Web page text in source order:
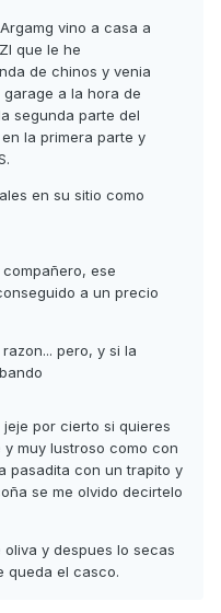
vino a casa a
que le he
de chinos y venia
a la hora de
segunda parte del
la primera parte y
en su sitio como
ese
a un precio
pero, y si la
por cierto si quieres
muy lustroso como con
pasadita con un trapito y
se me olvido decirtelo
y despues lo secas
queda el casco.